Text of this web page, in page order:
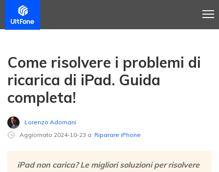
Come risolvere i problemi di
ricarica di iPad. Guida
completa!
Lorenzo Adomani
Aggiornato 2024-10-23 a Riparare iPhone
iPad non carica? Le migliori soluzioni per risolvere